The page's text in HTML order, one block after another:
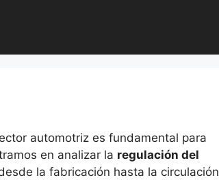
automotriz es fundamental para
en analizar la regulación del
la fabricación hasta la circulación